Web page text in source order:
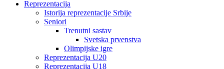
Reprezentacija
Istorija reprezentacije Srbije
Seniori
Trenutni sastav
Svetska prvenstva
Olimpijske igre
Reprezentacija U20
Reprezentacija U18